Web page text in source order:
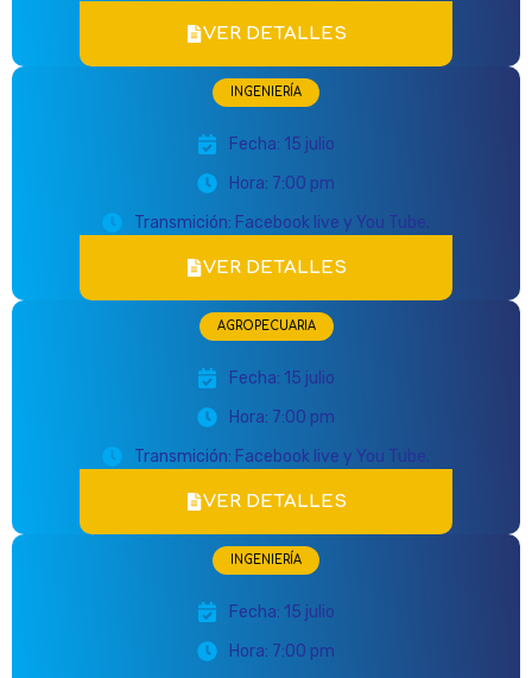
VER DETALLES
INGENIERÍA
Fecha: 15 julio
Hora: 7:00 pm
Transmición: Facebook live y You Tube.
VER DETALLES
AGROPECUARIA
Fecha: 15 julio
Hora: 7:00 pm
Transmición: Facebook live y You Tube.
VER DETALLES
INGENIERÍA
Fecha: 15 julio
Hora: 7:00 pm